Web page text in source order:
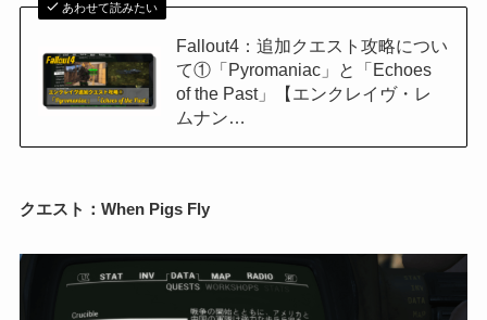
あわせて読みたい
Fallout4：追加クエスト攻略につい
て①「Pyromaniac」と「Echoes
of the Past」【エンクレイヴ・レ
ムナン…
クエスト： When Pigs Fly